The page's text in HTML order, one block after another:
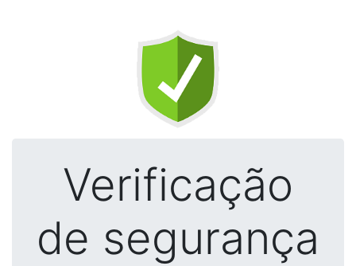
Verificação
de segurança